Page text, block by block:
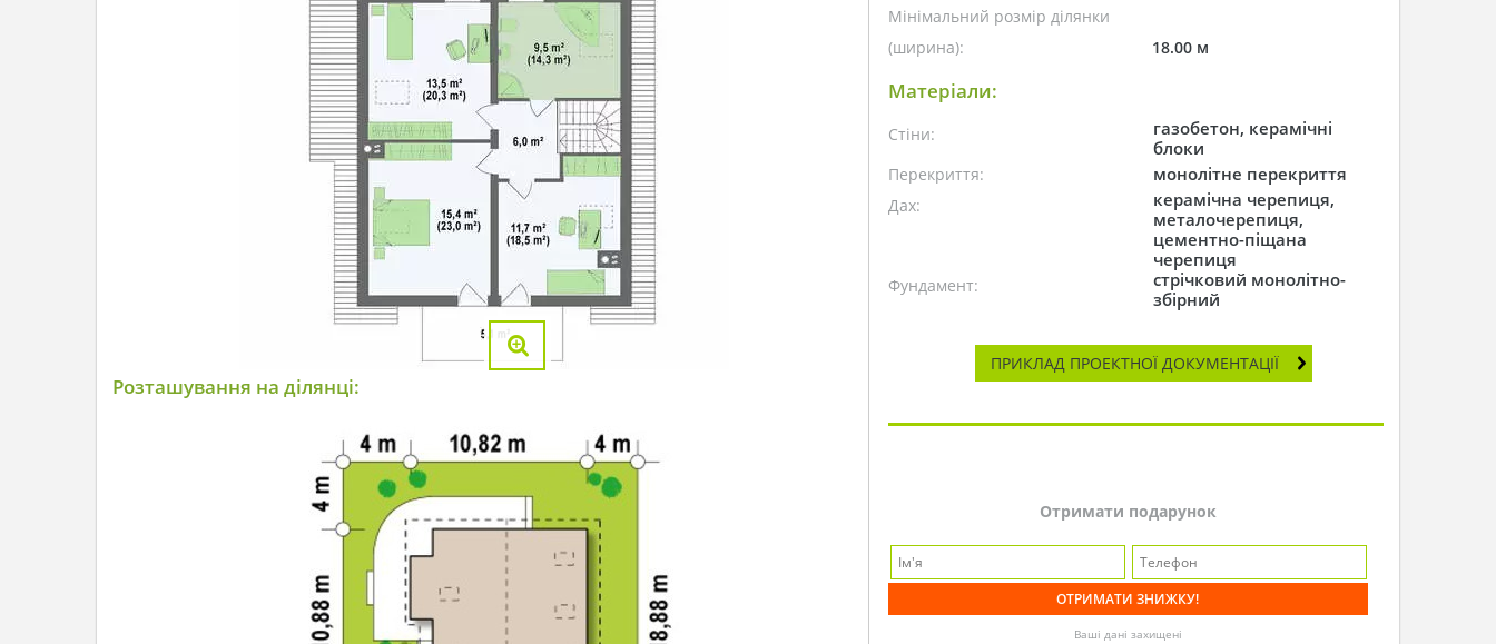
Розташування на ділянці:
Мінімальний розмір ділянки
(ширина):
18.00 м
Матеріали:
Стіни:
газобетон, керамічні
блоки
Перекриття: монолітне перекриття
Дах:
керамічна черепиця,
металочерепиця,
цементно-піщана
черепиця
Фундамент:
стрічковий монолітно-
збірний
ПРИКЛАД ПРОЕКТНОЇ ДОКУМЕНТАЦІЇ
Отримати подарунок
Ваші дані захищені